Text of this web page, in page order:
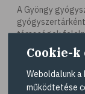
# hal
#
# omega-3
# A-vitamin
A Gyöngy
társaságok
működésért. A
elérhetőségeit a
tekintheti meg.
Cookie-k
Weboldalunk
működtetése